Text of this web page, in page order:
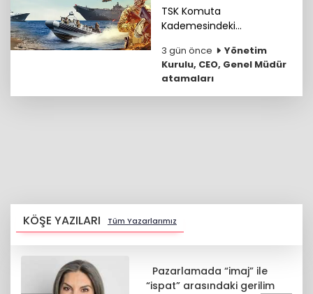
TSK Komuta
Kademesindeki
haberimizde...
3 gün önce
Yönetim
Kurulu, CEO, Genel Müdür
atamaları
KÖŞE YAZILARI Tüm Yazarlarımız
Pazarlamada “imaj” ile
“ispat” arasındaki gerilim